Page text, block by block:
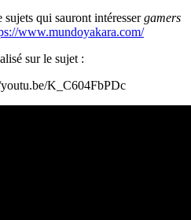
sujets qui sauront intéressergamers
www.mundoyakara.com/
sur le sujet :
K_C604FbPDc